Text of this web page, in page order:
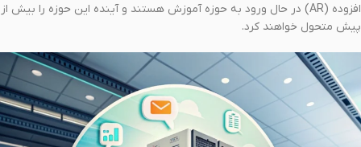
افزوده (AR) در حال ورود به حوزه آموزش هستند و آینده این حوزه را بیش از
پیش متحول خواهند کرد.